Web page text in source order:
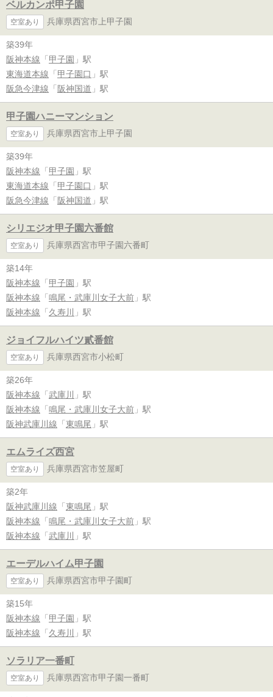
ベルカンポ甲子園
空室あり 兵庫県西宮市上甲子園
築39年
阪神本線 「 甲子園 」駅
東海道本線 「 甲子園口 」駅
阪急今津線 「 阪神国道 」駅
甲子園ハニーマンション
空室あり 兵庫県西宮市上甲子園
築39年
阪神本線 「 甲子園 」駅
東海道本線 「 甲子園口 」駅
阪急今津線 「 阪神国道 」駅
シリエジオ甲子園六番館
空室あり 兵庫県西宮市甲子園六番町
築14年
阪神本線 「 甲子園 」駅
阪神本線 「 鳴尾・武庫川女子大前 」駅
阪神本線 「 久寿川 」駅
ジョイフルハイツ貳番館
空室あり 兵庫県西宮市小松町
築26年
阪神本線 「 武庫川
」駅
阪神本線 「 鳴尾・武庫川女子大前 」駅
阪神武庫川線 「 東鳴尾 」駅
エムライズ西宮
空室あり 兵庫県西宮市笠屋町
築2年
阪神武庫川線 「 東鳴尾 」駅
阪神本線 「 鳴尾・武庫川女子大前 」駅
阪神本線 「 武庫川 」駅
エーデルハイム甲子園
空室あり 兵庫県西宮市甲子園町
築15年
阪神本線 「 甲子園 」駅
阪神本線 「 久寿川 」駅
ソラリア一番町
空室あり 兵庫県西宮市甲子園一番町